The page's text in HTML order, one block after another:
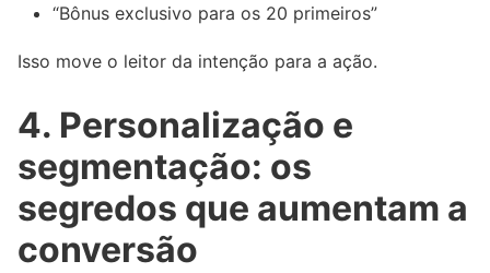
“Bônus exclusivo para os 20 primeiros”
Isso move o leitor da intenção para a ação.
4. Personalização e
segmentação: os
segredos que aumentam a
conversão